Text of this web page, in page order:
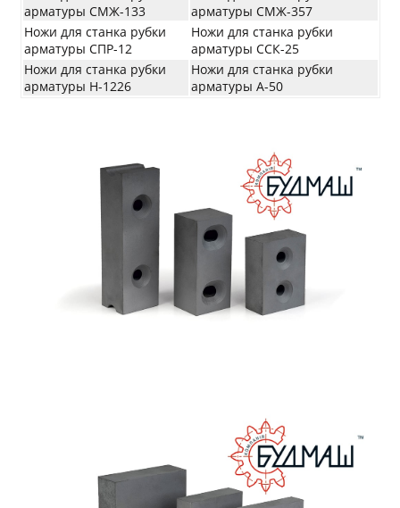
арматуры СМЖ-133
арматуры СМЖ-357
Ножи для станка рубки
арматуры СПР-12
Ножи для станка рубки
арматуры ССК-25
Ножи для станка рубки
арматуры Н-1226
Ножи для станка рубки
арматуры А-50